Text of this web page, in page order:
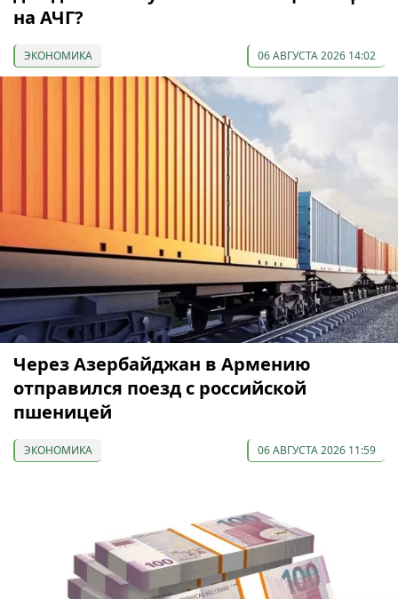
на АЧГ?
ЭКОНОМИКА 06 АВГУСТА 2026 14:02
Через Азербайджан в Армению
отправился поезд с российской
пшеницей
ЭКОНОМИКА 06 АВГУСТА 2026 11:59